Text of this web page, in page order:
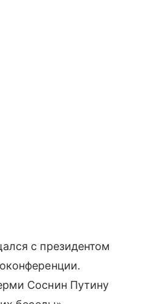
с президентом
Соснин Путину